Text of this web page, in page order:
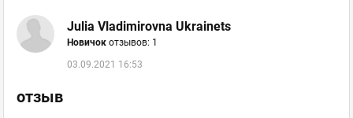
Julia Vladimirovna Ukrainets
Новичок отзывов: 1
03.09.2021 16:53
отзыв